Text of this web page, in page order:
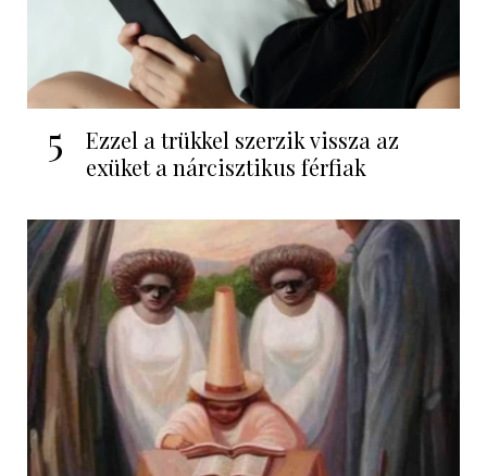
5
Ezzel a trükkel szerzik vissza az
exüket a nárcisztikus férfiak